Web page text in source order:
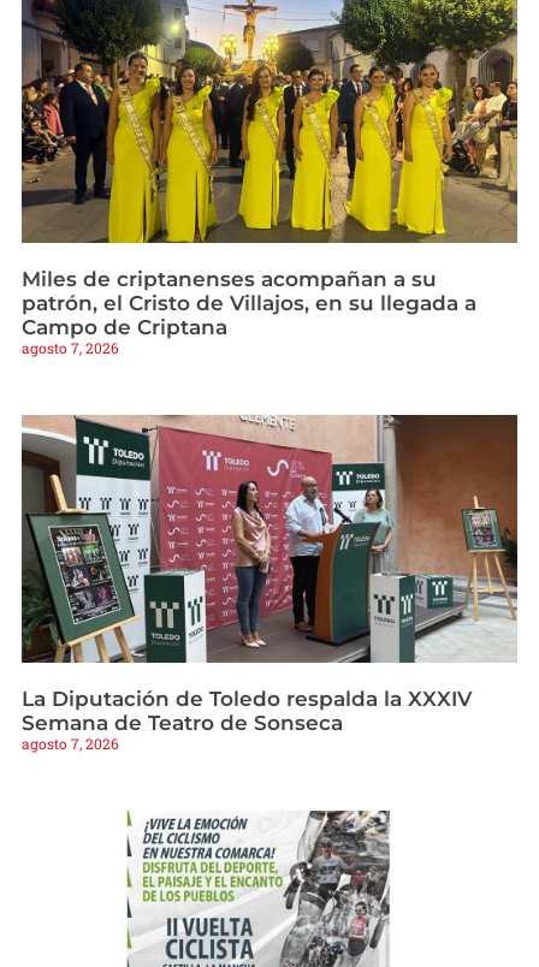
Miles de criptanenses acompañan a su
patrón, el Cristo de Villajos, en su llegada a
Campo de Criptana
agosto 7, 2026
La Diputación de Toledo respalda la XXXIV
Semana de Teatro de Sonseca
agosto 7, 2026